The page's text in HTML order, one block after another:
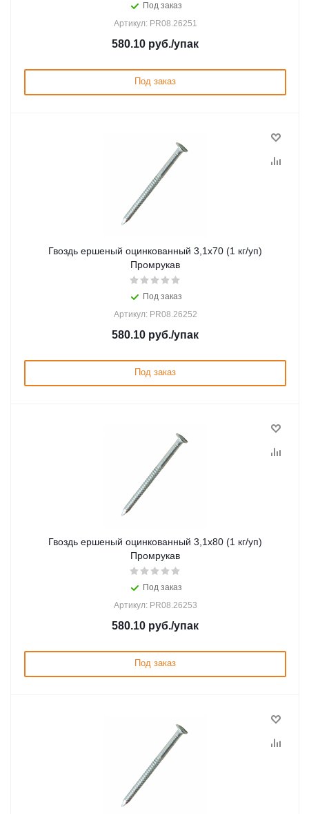
Под заказ
Артикул: PR08.26251
580.10 руб./упак
Под заказ
Гвоздь ершеный оцинкованный 3,1х70 (1 кг/уп)
Промрукав
Под заказ
Артикул: PR08.26252
580.10 руб./упак
Под заказ
Гвоздь ершеный оцинкованный 3,1х80 (1 кг/уп)
Промрукав
Под заказ
Артикул: PR08.26253
580.10 руб./упак
Под заказ